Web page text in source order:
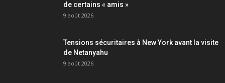
de certains « amis »
9 août 2026
Tensions sécuritaires à New York avant la visite
de Netanyahu
9 août 2026